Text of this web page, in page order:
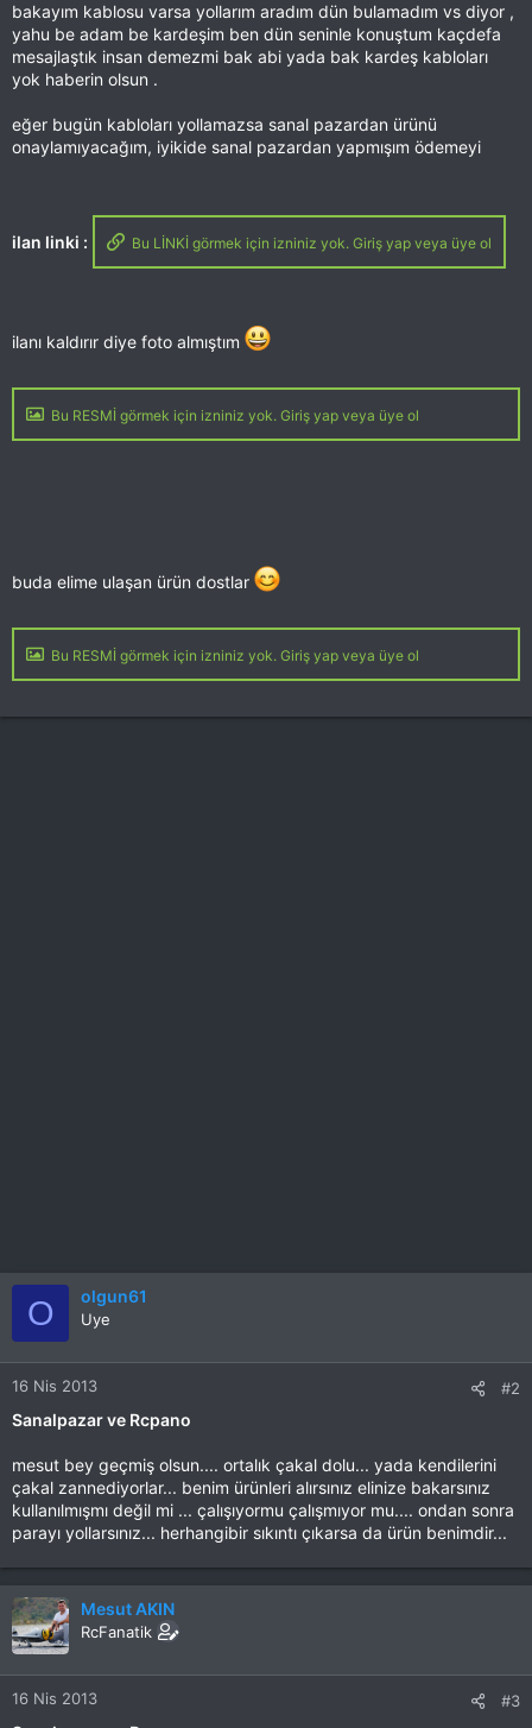
bakayım kablosu varsa yollarım aradım dün bulamadım vs diyor ,
yahu be adam be kardeşim ben dün seninle konuştum kaçdefa
mesajlaştık insan demezmi bak abi yada bak kardeş kabloları
yok haberin olsun .
eğer bugün kabloları yollamazsa sanal pazardan ürünü
onaylamıyacağım, iyikide sanal pazardan yapmışım ödemeyi
ilan linki : Bu LİNKİ görmek için izniniz yok. Giriş yap veya üye ol
ilanı kaldırır diye foto almıştım
Bu RESMİ görmek için izniniz yok. Giriş yap veya üye ol
buda elime ulaşan ürün dostlar
Bu RESMİ görmek için izniniz yok. Giriş yap veya üye ol
O olgun61
Uye
16 Nis 2013 #2
Sanalpazar ve Rcpano
mesut bey geçmiş olsun.... ortalık çakal dolu... yada kendilerini
çakal zannediyorlar... benim ürünleri alırsınız elinize bakarsınız
kullanılmışmı değil mi ... çalışıyormu çalışmıyor mu.... ondan sonra
parayı yollarsınız... herhangibir sıkıntı çıkarsa da ürün benimdir...
Mesut AKIN
RcFanatik
16 Nis 2013 #3